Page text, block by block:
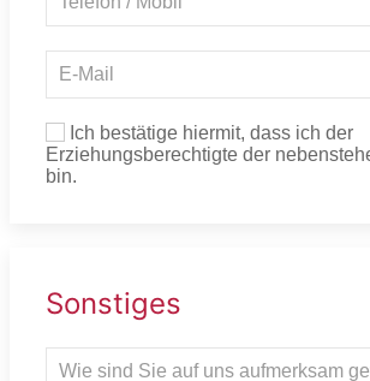
Ich bestätige hiermit, dass ich der
Erziehungsberechtigte der
bin.
Sonstiges